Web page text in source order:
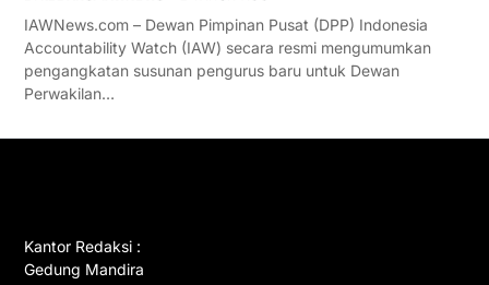
IAWNews.com – Dewan Pimpinan Pusat (DPP) Indonesia
Accountability Watch (IAW) secara resmi mengumumkan
pengangkatan susunan pengurus baru untuk Dewan
Perwakilan…
Kantor Redaksi :
Gedung Mandira